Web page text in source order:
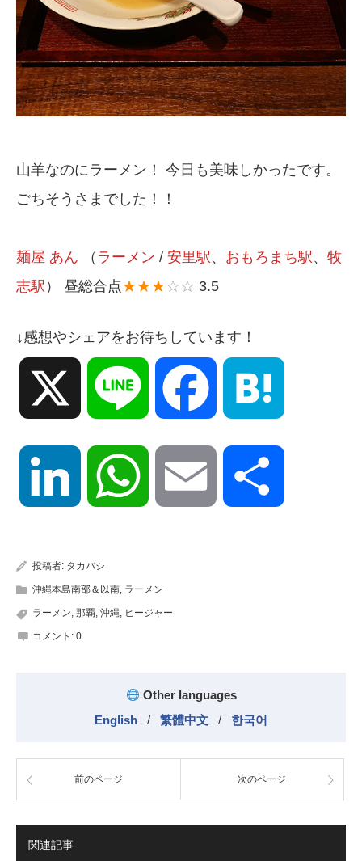
山羊なのにラーメン！ 今日も美味しかったです。
ごちそうさまでした！！
麺屋 あん （ ラーメン / 安里駅、 おもろまち駅、 牧
志駅 ） 昼総合点★★★☆☆ 3.5
↓感想やシェアをお待ちしています！
Line Facebook
LinkedIn WhatsApp Email
投稿者: タカバシ
沖縄本島南部＆以南, ラーメン
ラーメン, 那覇, 沖縄, ヒージャー
コメント: 0
Other languages
English
/ 繁體中文 / 한국어
前のページ 次のページ
関連記事